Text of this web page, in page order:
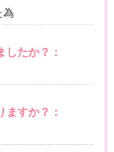
為
たか？：
すか？：